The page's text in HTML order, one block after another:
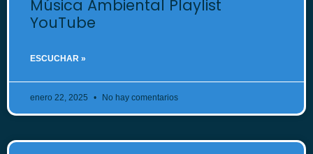
Música Ambiental Playlist
YouTube
ESCUCHAR »
enero 22, 2025 No hay comentarios